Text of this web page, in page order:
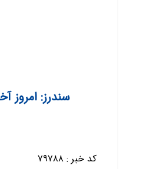
سندرز: امروز
کد خبر : ۷۹۷۸۸